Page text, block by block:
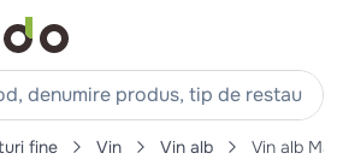
produs, tip de restaurant,
fine Vin Vin alb Vin alb